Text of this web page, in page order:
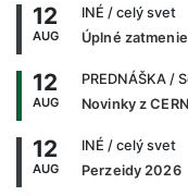
12
AUG
INÉ / celý svet
Úplné
12
AUG
PREDNÁŠKA /
Novinky z
12
AUG
INÉ / celý svet
Perzeidy 2026